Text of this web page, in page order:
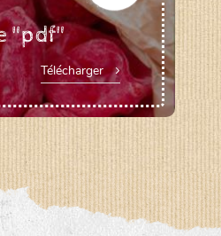
"pdf"
Télécharger